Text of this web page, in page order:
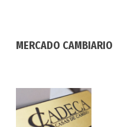
MERCADO CAMBIARIO